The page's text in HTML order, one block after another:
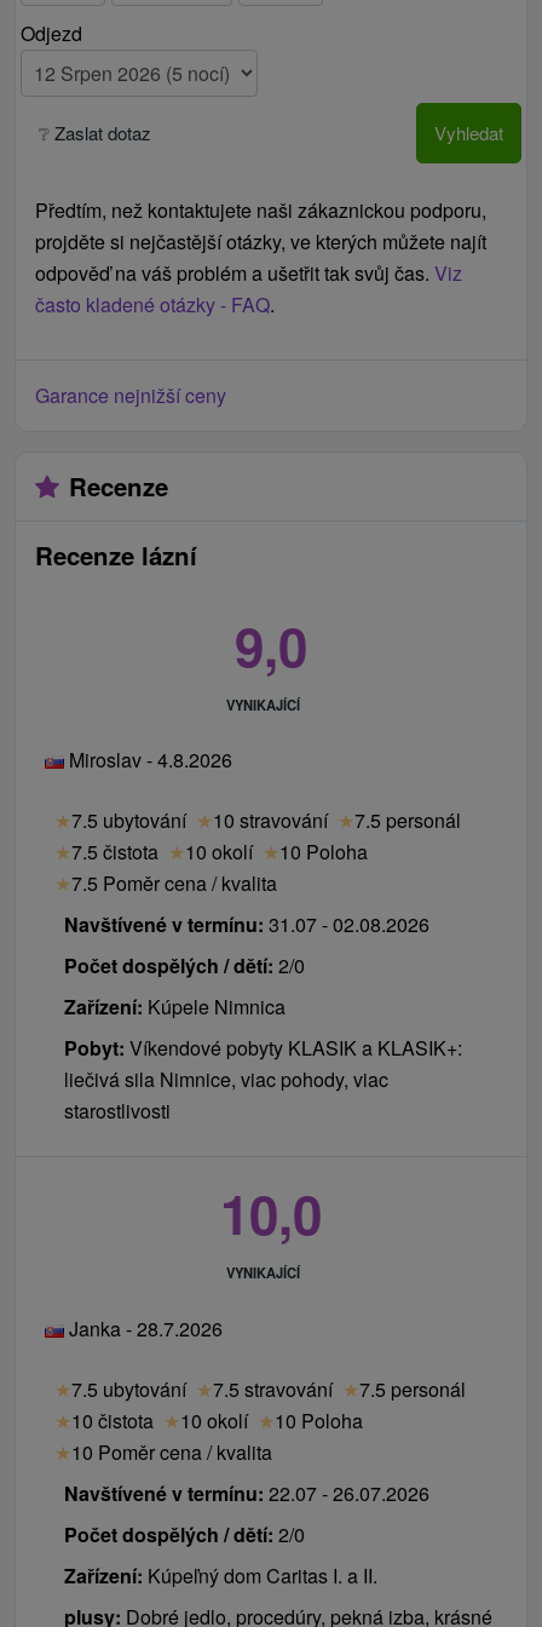
Přistýlka v pokojích Klasik se nedoporučuje pro
dospělé osoby (velmi stísněná, vhodná pouze pro
děti).
Přistýlka je možná, ale nedoporučujeme ji a to z
Odjezd
❔ Zaslat dotaz Vyhledat
Předtím, než kontaktujete naši zákaznickou podporu,
projděte si nejčastější otázky, ve kterých můžete najít
odpověď na váš problém a ušetřit tak svůj čas. Viz
často kladené otázky - FAQ.
Garance nejnižší ceny
Recenze
Recenze lázní
9,0
VYNIKAJÍCÍ
Miroslav - 4.8.2026
★7.5 ubytování ★10 stravování ★7.5 personál
★7.5 čistota ★10 okolí ★10 Poloha
★7.5 Poměr cena / kvalita
Navštívené v termínu: 31.07 - 02.08.2026
Počet dospělých / dětí: 2/0
Zařízení: Kúpele Nimnica
Pobyt: Víkendové pobyty KLASIK a KLASIK+:
liečivá sila Nimnice, viac pohody, viac
starostlivosti
10,0
VYNIKAJÍCÍ
Janka - 28.7.2026
★7.5 ubytování ★7.5 stravování ★7.5 personál
★10 čistota ★10 okolí ★10 Poloha
★10 Poměr cena / kvalita
Navštívené v termínu: 22.07 - 26.07.2026
Počet dospělých / dětí: 2/0
Zařízení: Kúpeľný dom Caritas I. a II.
plusy: Dobré jedlo, procedúry, pekná izba, krásné